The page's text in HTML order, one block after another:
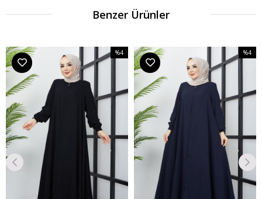
Benzer Ürünler
%4
%4İndirim
%4